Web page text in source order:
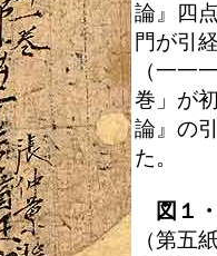
論』四
門が引
（一一
巻」が
論』の
た。
図１
（第五